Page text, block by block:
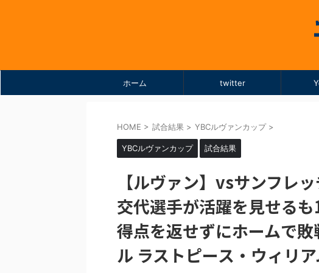
ホーム twitter
HOME > 試合結果 > YBCルヴァンカップ >
YBCルヴァンカップ 試合結果
【ルヴァン】vsサンフレ
交代選手が活躍を見せる
得点を返せずにホームで
ル ラストピース・ウィリ